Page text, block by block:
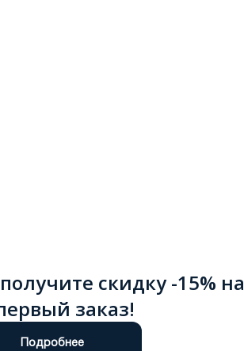
скидку -15% на
заказ!
Подробнее